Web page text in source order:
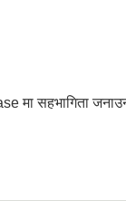
सहभागिता जनाउन